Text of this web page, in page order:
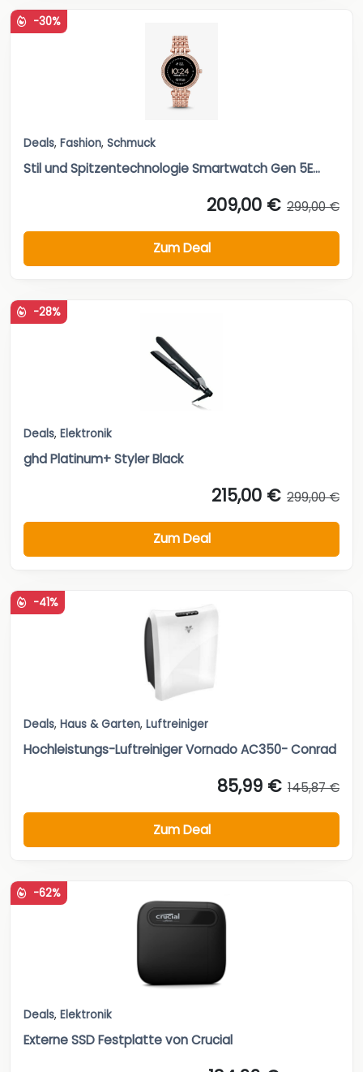
-30%
Deals, Fashion, Schmuck
Stil und Spitzentechnologie Smartwatch Gen 5E...
209,00 € 299,00 €
Zum Deal
-28%
Deals, Elektronik
ghd Platinum+ Styler Black
215,00 € 299,00 €
Zum Deal
-41%
Deals, Haus & Garten, Luftreiniger
Hochleistungs-Luftreiniger Vornado AC350- Conrad
85,99 € 145,87 €
Zum Deal
-62%
Deals, Elektronik
Externe SSD Festplatte von Crucial